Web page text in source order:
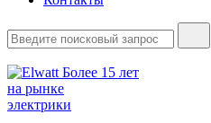
Более 15 лет
на рынке
электрики